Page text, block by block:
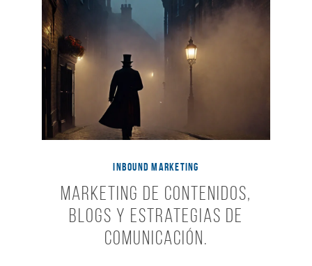
INBOUND MARKETING
Marketing de Contenidos,
Blogs y Estrategias de
Comunicación.